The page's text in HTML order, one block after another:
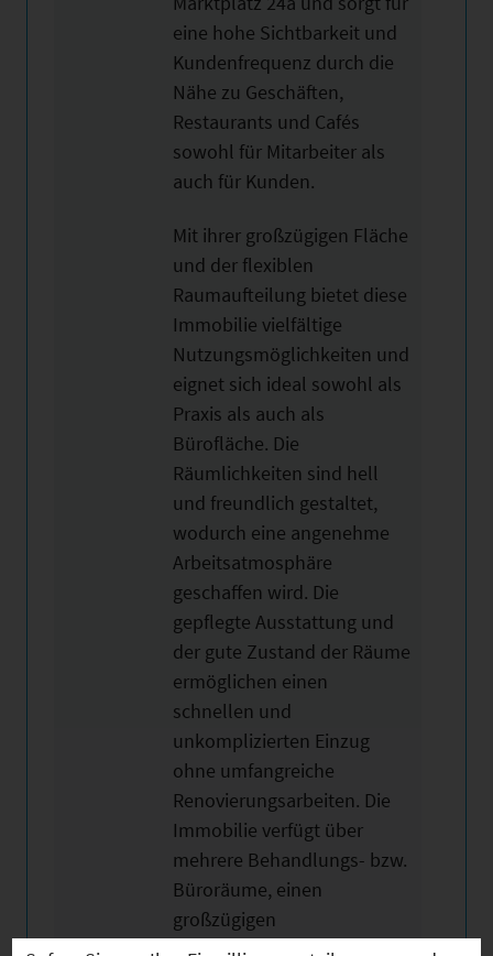
eine hohe Sichtbarkeit und
Kundenfrequenz durch die
Nähe zu Geschäften,
Restaurants und Cafés
sowohl für Mitarbeiter als
auch für Kunden.
Mit ihrer großzügigen Fläche
und der flexiblen
Raumaufteilung bietet diese
Immobilie vielfältige
Nutzungsmöglichkeiten und
eignet sich ideal sowohl als
Praxis als auch als
Bürofläche. Die
Räumlichkeiten sind hell
und freundlich gestaltet,
wodurch eine angenehme
Arbeitsatmosphäre
geschaffen wird. Die
gepflegte Ausstattung und
der gute Zustand der Räume
ermöglichen einen
schnellen und
unkomplizierten Einzug
ohne umfangreiche
Renovierungsarbeiten. Die
Immobilie verfügt über
mehrere Behandlungs- bzw.
Büroräume, einen
großzügigen
Empfangsbereich sowie